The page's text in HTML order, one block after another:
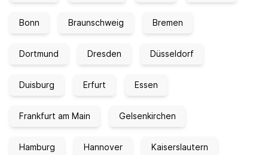
Bonn Braunschweig Bremen
Dortmund Dresden Düsseldorf
Duisburg Erfurt Essen
Frankfurt am Main Gelsenkirchen
Hamburg Hannover Kaiserslautern